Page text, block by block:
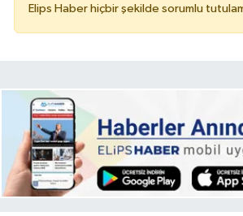
Elips Haber hiçbir şekilde sorumlu